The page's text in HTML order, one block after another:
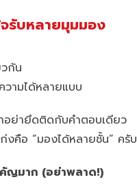
จรับหลายมุมมอง
กัน
วามได้หลายแบบ
อย่ายึดติดกับคำตอบเดียว
งคือ “มองได้หลายชั้น” ครับ
ญมาก (อย่าพลาด!)